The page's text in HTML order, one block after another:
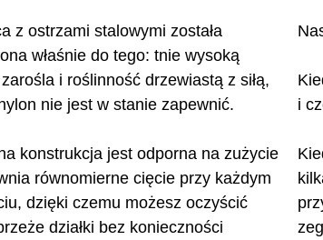
z ostrzami stalowymi została
właśnie do tego: tnie wysoką
i roślinność drzewiastą z siłą,
nie jest w stanie zapewnić.
konstrukcja jest odporna na zużycie
równomierne cięcie przy każdym
dzięki czemu możesz oczyścić
działki bez konieczności
i